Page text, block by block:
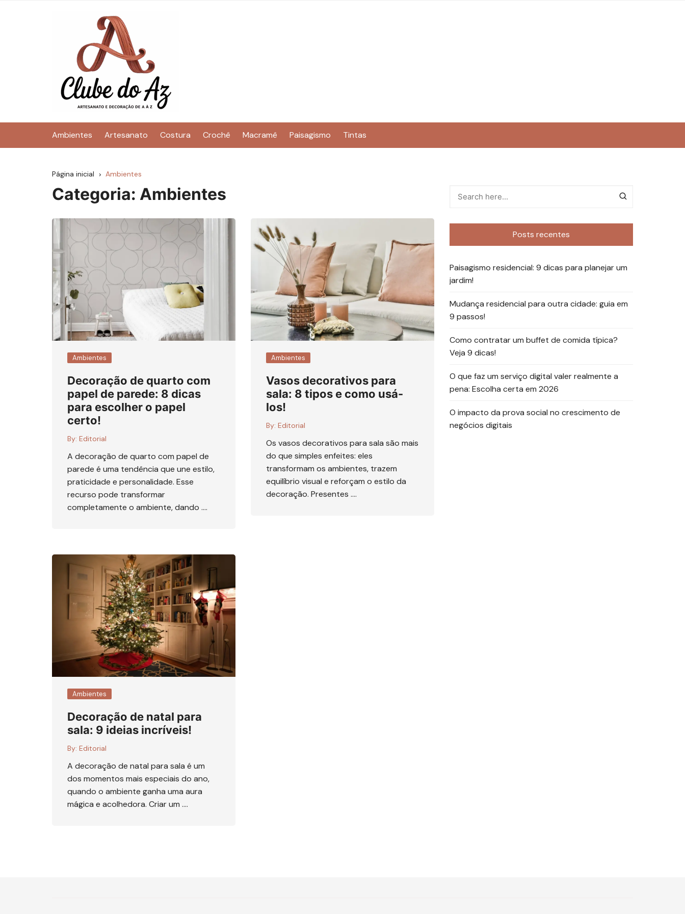
Ambientes Artesanato Costura Crochê Macramê Paisagismo Tintas
Página inicial Ambientes
Categoria: Ambientes
Ambientes
Decoração de quarto com
papel de parede: 8 dicas
para escolher o papel
certo!
By: Editorial
A decoração de quarto com papel de
parede é uma tendência que une estilo,
praticidade e personalidade. Esse
recurso pode transformar
completamente o ambiente, dando ….
Ambientes
Vasos decorativos para
sala: 8 tipos e como usá-
los!
By: Editorial
Os vasos decorativos para sala são mais
do que simples enfeites: eles
transformam os ambientes, trazem
equilíbrio visual e reforçam o estilo da
decoração. Presentes ….
Ambientes
Decoração de natal para
sala: 9 ideias incríveis!
By: Editorial
A decoração de natal para sala é um
dos momentos mais especiais do ano,
quando o ambiente ganha uma aura
mágica e acolhedora. Criar um ….
Posts recentes
Paisagismo residencial: 9 dicas para planejar um
jardim!
Mudança residencial para outra cidade: guia em
9 passos!
Como contratar um buffet de comida típica?
Veja 9 dicas!
O que faz um serviço digital valer realmente a
pena: Escolha certa em 2026
O impacto da prova social no crescimento de
negócios digitais